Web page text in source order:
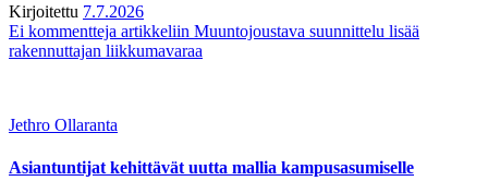
Kirjoitettu 7.7.2026
Ei kommentteja artikkeliin Muuntojoustava suunnittelu lisää
rakennuttajan liikkumavaraa
Jethro Ollaranta
Asiantuntijat kehittävät uutta mallia kampusasumiselle